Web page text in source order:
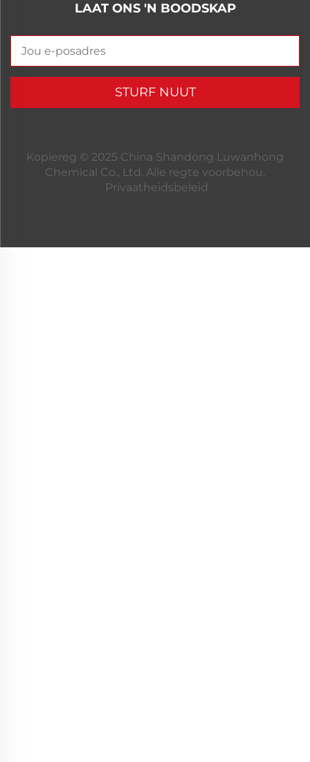
LAAT ONS 'N BOODSKAP
STURF NUUT
Kopiereg © 2025 China Shandong Luwanhong
Chemical Co., Ltd. Alle regte voorbehou.
Privaatheidsbeleid